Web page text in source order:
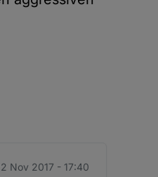
Nov 2017 - 17:40